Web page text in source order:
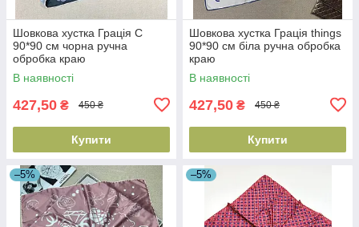
Шовкова хустка Грація С
90*90 см чорна ручна
обробка краю
В наявності
427,50 ₴ 450 ₴
Купити
Шовкова хустка Грація things
90*90 см біла ручна обробка
краю
В наявності
427,50 ₴ 450 ₴
Купити
–5% –5%